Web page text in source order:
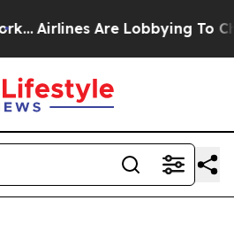
Airlines Are Lobbying To